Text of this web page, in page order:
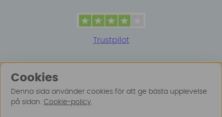
Trustpilot
Cookies
Denna sida använder cookies för att ge bästa upplevelse
på sidan. Cookie-policy.